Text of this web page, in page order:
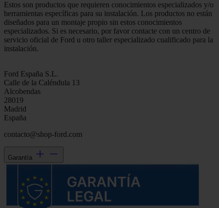
Estos son productos que requieren conocimientos especializados y/o
herramientas específicas para su instalación. Los productos no están
diseñados para un montaje propio sin estos conocimientos
especializados. Si es necesario, por favor contacte con un centro de
servicio oficial de Ford u otro taller especializado cualificado para la
instalación.
Ford España S.L.
Calle de la Caléndula 13
Alcobendas
28019
Madrid
España
contacto@shop-ford.com
Garantía